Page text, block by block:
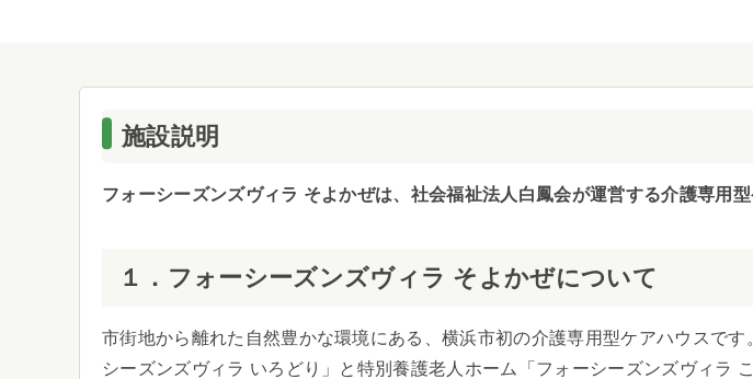
施設説明
フォーシーズンズヴィラ そよかぜは、社会福祉法人白鳳会が運営する介護専用型
１．フォーシーズンズヴィラ そよかぜについて
市街地から離れた自然豊かな環境にある、横浜市初の介護専用型ケアハウスで
シーズンズヴィラ いろどり」と特別養護老人ホーム「フォーシーズンズヴィラ